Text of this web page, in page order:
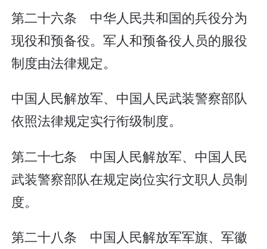
第二十六条 中华人民共和国的兵役分为
现役和预备役。军人和预备役人员的服役
制度由法律规定。
中国人民解放军、中国人民武装警察部队
依照法律规定实行衔级制度。
第二十七条 中国人民解放军、中国人民
武装警察部队在规定岗位实行文职人员制
度。
第二十八条 中国人民解放军军旗、军徽